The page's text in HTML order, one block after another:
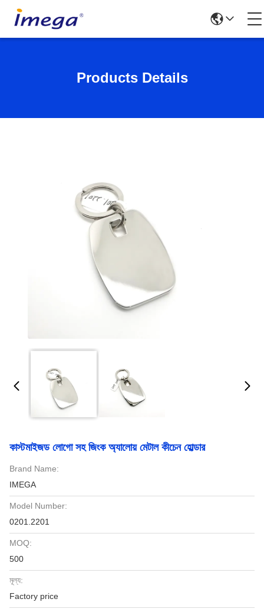
Products Details
কাস্টমাইজড লোগো সহ জিংক অ্যালোয় মেটাল কীচেন হোল্ডার
Brand Name:
IMEGA
Model Number:
0201.2201
MOQ:
500
মূল্য:
Factory price